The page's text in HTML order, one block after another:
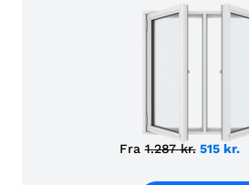
Fra 1.287 kr. 515 kr.